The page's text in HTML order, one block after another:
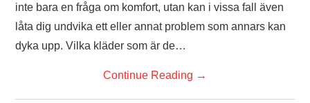
inte bara en fråga om komfort, utan kan i vissa fall även
låta dig undvika ett eller annat problem som annars kan
dyka upp. Vilka kläder som är de…
Continue Reading →